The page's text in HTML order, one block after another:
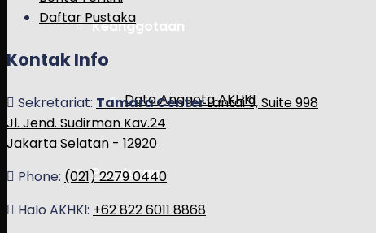
Keanggotaan
Data Anggota AKHKI
Peraturan
Daftar Pustaka
Kontak Info
Sekretariat: Tamara CenterLantai 9, Suite 998
Jl. Jend. Sudirman Kav.24
Jakarta Selatan - 12920
Phone: (021) 2279 0440
Halo AKHKI: +62 822 6011 8868